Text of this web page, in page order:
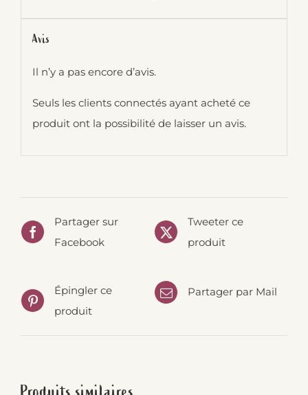
Avis
Il n’y a pas encore d’avis.
Seuls les clients connectés ayant acheté ce
produit ont la possibilité de laisser un avis.
Partager sur
Facebook
Tweeter ce
produit
Épingler ce
produit
Partager par Mail